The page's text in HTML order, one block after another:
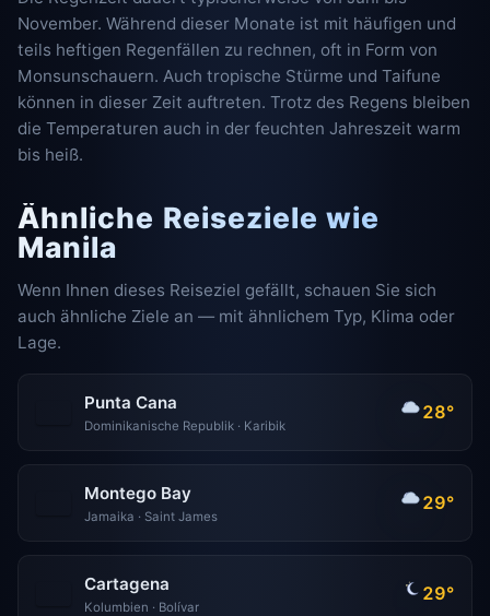
November. Während dieser Monate ist mit häufigen und
teils heftigen Regenfällen zu rechnen, oft in Form von
Monsunschauern. Auch tropische Stürme und Taifune
können in dieser Zeit auftreten. Trotz des Regens bleiben
die Temperaturen auch in der feuchten Jahreszeit warm
bis heiß.
Ähnliche Reiseziele wie
Manila
Wenn Ihnen dieses Reiseziel gefällt, schauen Sie sich
auch ähnliche Ziele an — mit ähnlichem Typ, Klima oder
Lage.
Punta Cana
Dominikanische Republik · Karibik
28°
Montego Bay
Jamaika · Saint James
29°
Cartagena
Kolumbien · Bolívar
29°